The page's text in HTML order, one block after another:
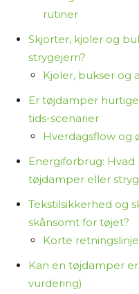
rutiner
Skjorter, kjoler og
strygejern?
Kjoler, bukser og
Er tøjdamper
tids-scenarier
Hverdagsflow og
Energiforbrug:
tøjdamper eller
Tekstilsikkerhed og
skånsomt for tøjet?
Korte
Kan en tøjdamper
vurdering)